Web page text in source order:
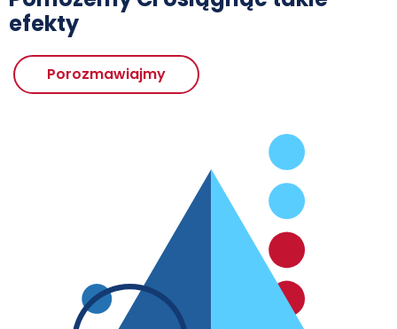
efekty
Porozmawiajmy